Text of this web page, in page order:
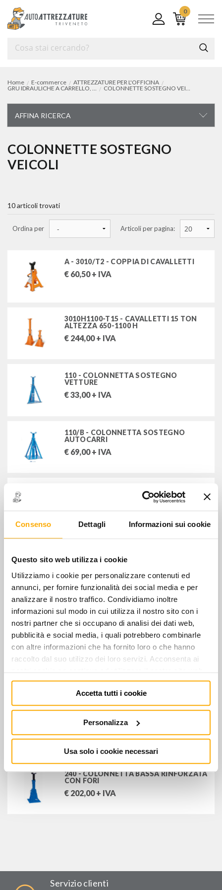
Consenso Dettagli Informazioni sui cookie
Questo sito web utilizza i cookie
Utilizziamo i cookie per personalizzare contenuti ed
annunci, per fornire funzionalità dei social media e per
analizzare il nostro traffico. Condividiamo inoltre
informazioni sul modo in cui utilizza il nostro sito con i
nostri partner che si occupano di analisi dei dati web,
pubblicità e social media, i quali potrebbero combinarle
con altre informazioni che ha fornito loro o che hanno
raccolto dal suo utilizzo dei loro servizi. Acconsenta ai
nostri cookie se continua ad utilizzare il nostro sito web.
Accetta tutti i cookie
Personalizza
Usa solo i cookie necessari
0
Home E-commerce
ATTREZZATURE PER L'OFFICINA
GRU IDRAULICHE A CARRELLO, COLONNETTE e CAVALLETTI
COLONNETTE SOSTEGNO VEICOLI
AFFINA RICERCA
ATTREZZATURE PER L'OFFICINA
attrezzature per l'officina
gru idrauliche a carrello pieghevoli
accessori per gru idrauliche
carrellini
arredamenti per officina
morse e incudini
altre attrezzature e accessori per l'officina
BETA UTENSILI SPA
COLONNETTE SOSTEGNO
VEICOLI
10 articoli trovati
Ordina per Articoli per pagina:
A - 3010/T2 - COPPIA DI CAVALLETTI
€ 60,50+ IVA
3010H1100-T15 - CAVALLETTI 15 TON
ALTEZZA 650-1100 H
€ 244,00+ IVA
110 - COLONNETTA SOSTEGNO
VETTURE
€33,00+ IVA
110/B - COLONNETTA SOSTEGNO
AUTOCARRI
€ 69,00+ IVA
110/C - COLONNETTA SOSTEGNO
€97,00+ IVA
€ 143,00+ IVA
216 - COLONNETTA ALTA A VITE
DOTATA
€435,00+ IVA
218 - COLONNETTA ALTA RINFORZATA
€331,00+ IVA
CON FORI
€169,00+ IVA
240 - COLONNETTA BASSA RINFORZATA
CON FORI
€ 202,00+ IVA
Servizio clienti